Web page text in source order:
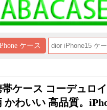
ケース
ケース コーデュロ
わいい 高品質。